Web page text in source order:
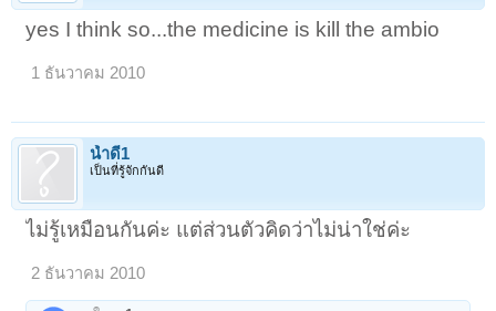
yes I think so...the medicine is kill the ambio
1 ธันวาคม 2010
น้ำดี1
เป็นที่รู้จักกันดี
ไม่รู้เหมือนกันค่ะ แต่ส่วนตัวคิดว่าไม่น่าใช่ค่ะ
2 ธันวาคม 2010